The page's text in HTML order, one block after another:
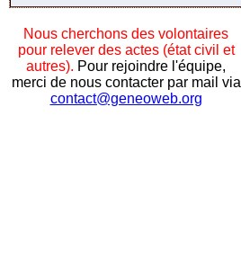
Nous cherchons des volontaires
pour relever des actes (état civil et
autres). Pour rejoindre l'équipe,
merci de nous contacter par mail via
contact@geneoweb.org